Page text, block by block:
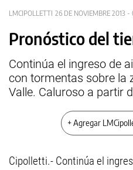
LMCIPOLLETTI 26 DE NOVIEMBRE 2013
Pronóstico del
Continúa el ingreso de
con tormentas sobre la
Valle. Caluroso a partir
+ Agregar
Cipolletti.- Continúa el